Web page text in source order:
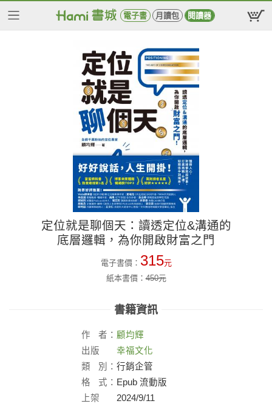
電子書 月讀包 閱讀器
定位就是聊個天：讀透定位&溝通的
底層邏輯，為你開啟財富之門
電子書價： 315元
紙本書價：450元
書籍資訊
作 者： 顧均輝
出版
社：
幸福文化
類
別： 行銷企管
格
式： Epub 流動版
上架
2024/9/11